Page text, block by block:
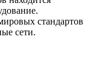
стандартов
сети.